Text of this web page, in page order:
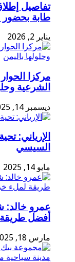
تفاصيل
طابة بحضور
يناير 2, 2026
مركزا
الشرعية
ديسمبر 14, 2025
الإرياني:
السيسي
مايو 14, 2025
عمرو خالد:
أفضل
مارس 18, 2025